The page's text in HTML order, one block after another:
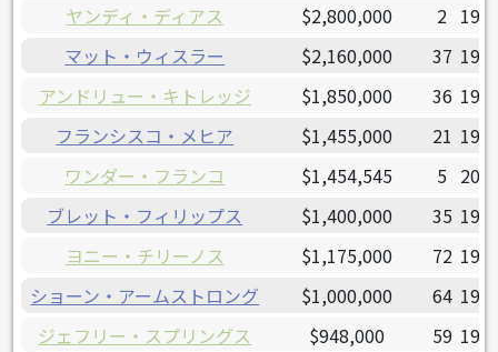
ヤンディ・ディアス
$2,800,000 2
マット・ウィスラー
$2,160,000 37
アンドリュー・キトレッジ
$1,850,000 36
フランシスコ・メヒア
$1,455,000 21
ワンダー・フランコ
$1,454,545 5
ブレット・フィリップス
$1,400,000 35
ヨニー・チリーノス
$1,175,000 72
ショーン・アームストロング
$1,000,000 64
ジェフリー・スプリングス
$948,000 59